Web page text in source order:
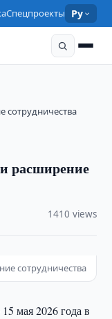
Спецпроекты Ру
сотрудничества
расширение
1410 views
сотрудничества
15 мая 2026 года в